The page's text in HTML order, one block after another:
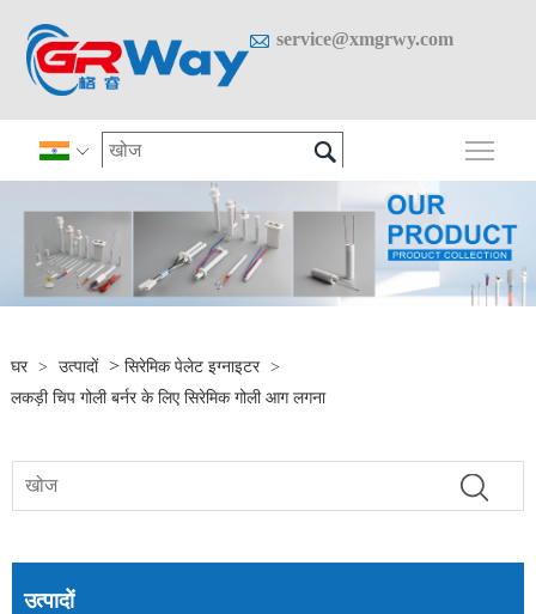
 service@xmgrwy.com
  मुख्य
घर > उत्पादों > सिरेमिक पेलेट इग्नाइटर
>
लकड़ी चिप गोली बर्नर के लिए सिरेमिक गोली आग लगना
उत्पादों